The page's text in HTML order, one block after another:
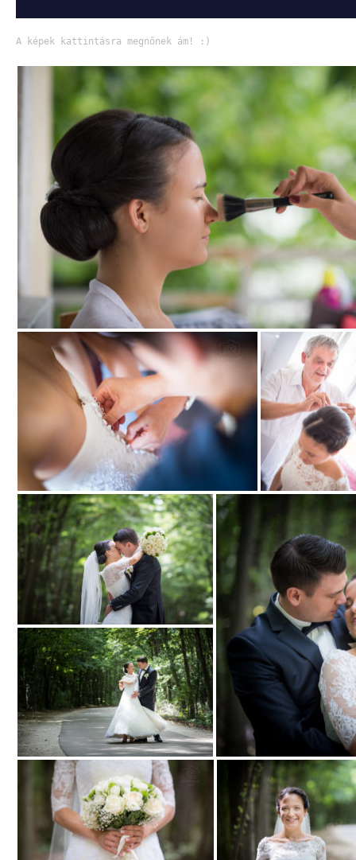
A képek kattintásra megnőnek ám! :)